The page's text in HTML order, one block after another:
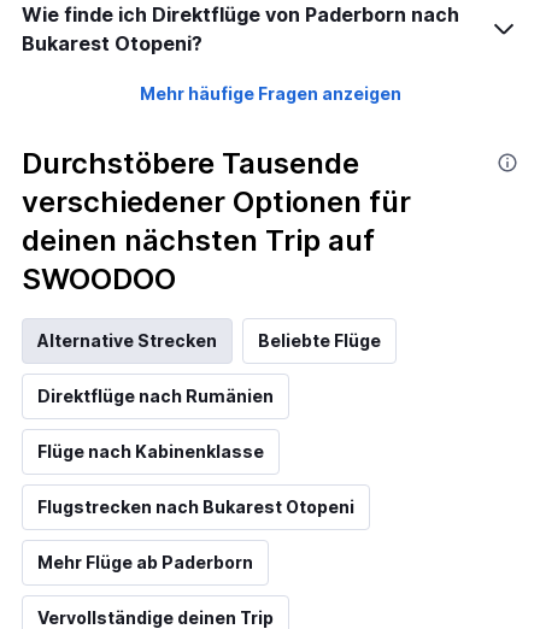
Wie finde ich Direktflüge von Paderborn nach
Bukarest Otopeni?
Mehr häufige Fragen anzeigen
Durchstöbere Tausende
verschiedener Optionen für
deinen nächsten Trip auf
SWOODOO
Alternative Strecken Beliebte Flüge
Direktflüge nach Rumänien
Flüge nach Kabinenklasse
Flugstrecken nach Bukarest Otopeni
Mehr Flüge ab Paderborn
Vervollständige deinen Trip